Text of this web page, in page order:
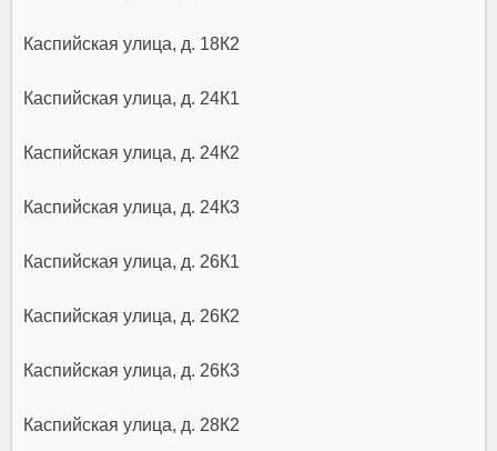
Каспийская улица, д. 18К2
Каспийская улица, д. 24К1
Каспийская улица, д. 24К2
Каспийская улица, д. 24К3
Каспийская улица, д. 26К1
Каспийская улица, д. 26К2
Каспийская улица, д. 26К3
Каспийская улица, д. 28К2